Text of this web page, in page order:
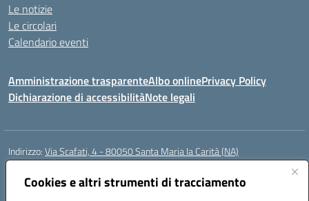
Cookies e altri strumenti di tracciamento
Le notizie
Le circolari
Calendario eventi
Amministrazione trasparenteAlbo onlinePrivacy Policy
Dichiarazione di accessibilitàNote legali
Indirizzo:Via Scafati, 4 - 80050 Santa Maria la Carità (NA)
Centralino:
Posta elettronica certificata (PEC):NAEE21900T@pec.istruzione.it